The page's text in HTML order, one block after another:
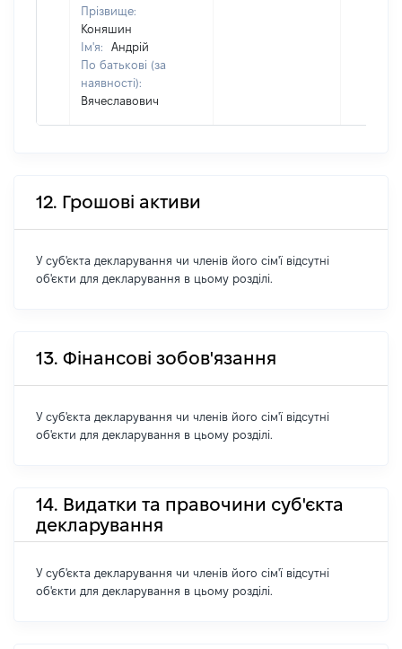
Прізвище:
Коняшин
Ім'я:
Андрій
По батькові (за
наявності):
Вячеславович
12. Грошові активи
У суб'єкта декларування чи членів його сім'ї відсутні
об'єкти для декларування в цьому розділі.
13. Фінансові зобов'язання
У суб'єкта декларування чи членів його сім'ї відсутні
об'єкти для декларування в цьому розділі.
14. Видатки та правочини суб'єкта
декларування
У суб'єкта декларування чи членів його сім'ї відсутні
об'єкти для декларування в цьому розділі.